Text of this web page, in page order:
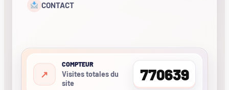
CONTACT
COMPTEUR
Visites totales du
site
770639